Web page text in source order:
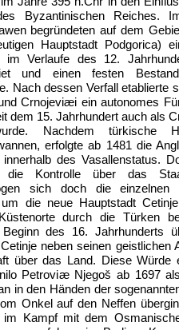
Byzantinischen Reiches.
begründeten auf dem
Hauptstadt Podgorica)
im Verlaufe des 12.
und einen festen
Nach dessen Verfall etablierte
Crnojeviæi ein autonomes
dem 15. Jahrhundert auch als
Nachdem türkische
erfolgte ab 1481 die
des Vasallenstatus.
die Kontrolle über das
sich doch die einzelnen
die neue Hauptstadt
durch die Türken
des 16. Jahrhunderts
neben seinen geistlichen
über das Land. Diese Würde
Petroviæ Njegoš ab 1697
in den Händen der
Onkel auf den Neffen
im Kampf mit dem